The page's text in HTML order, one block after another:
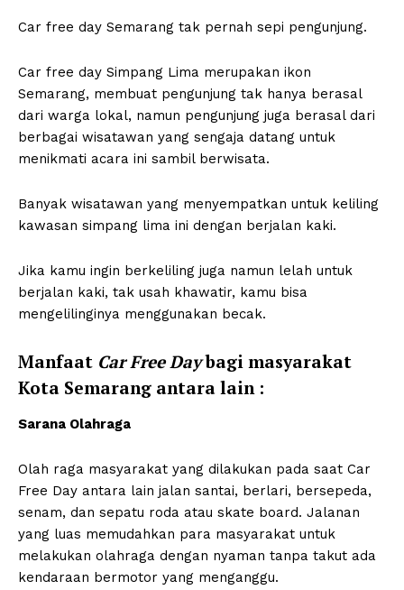
Car free day Semarang tak pernah sepi pengunjung.
Car free day Simpang Lima merupakan ikon
Semarang, membuat pengunjung tak hanya berasal
dari warga lokal, namun pengunjung juga berasal dari
berbagai wisatawan yang sengaja datang untuk
menikmati acara ini sambil berwisata.
Banyak wisatawan yang menyempatkan untuk keliling
kawasan simpang lima ini dengan berjalan kaki.
Jika kamu ingin berkeliling juga namun lelah untuk
berjalan kaki, tak usah khawatir, kamu bisa
mengelilinginya menggunakan becak.
Manfaat Car Free Daybagi masyarakat
Kota Semarang antara lain :
Sarana Olahraga
Olah raga masyarakat yang dilakukan pada saat Car
Free Day antara lain jalan santai, berlari, bersepeda,
senam, dan sepatu roda atau skate board. Jalanan
yang luas memudahkan para masyarakat untuk
melakukan olahraga dengan nyaman tanpa takut ada
kendaraan bermotor yang menganggu.